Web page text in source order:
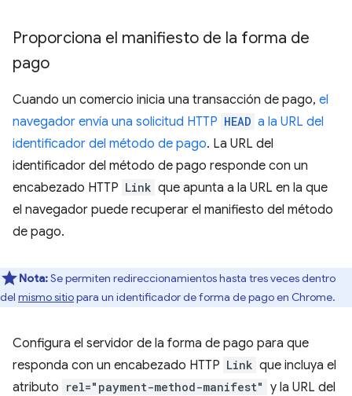
Proporciona el manifiesto de la forma de
pago
Cuando un comercio inicia una transacción de pago, el
navegador envía una solicitud HTTP HEAD a la URL del
identificador del método de pago. La URL del
identificador del método de pago responde con un
encabezado HTTP Link que apunta a la URL en la que
el navegador puede recuperar el manifiesto del método
de pago.
Nota:Se permiten redireccionamientos hasta tres veces dentro
del mismo sitiopara un identificador de forma de pago en Chrome.
Configura el servidor de la forma de pago para que
responda con un encabezado HTTP Link que incluya el
atributo rel="payment-method-manifest" y la URL del